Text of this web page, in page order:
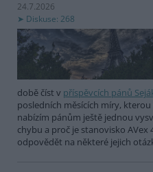
24.7.2026
Diskuse: 268
době číst v příspěvcích pánů
posledních měsících míry,
nabízím pánům ještě jednou
chybu a proč je stanovisko AVex
odpovědět na některé jejich